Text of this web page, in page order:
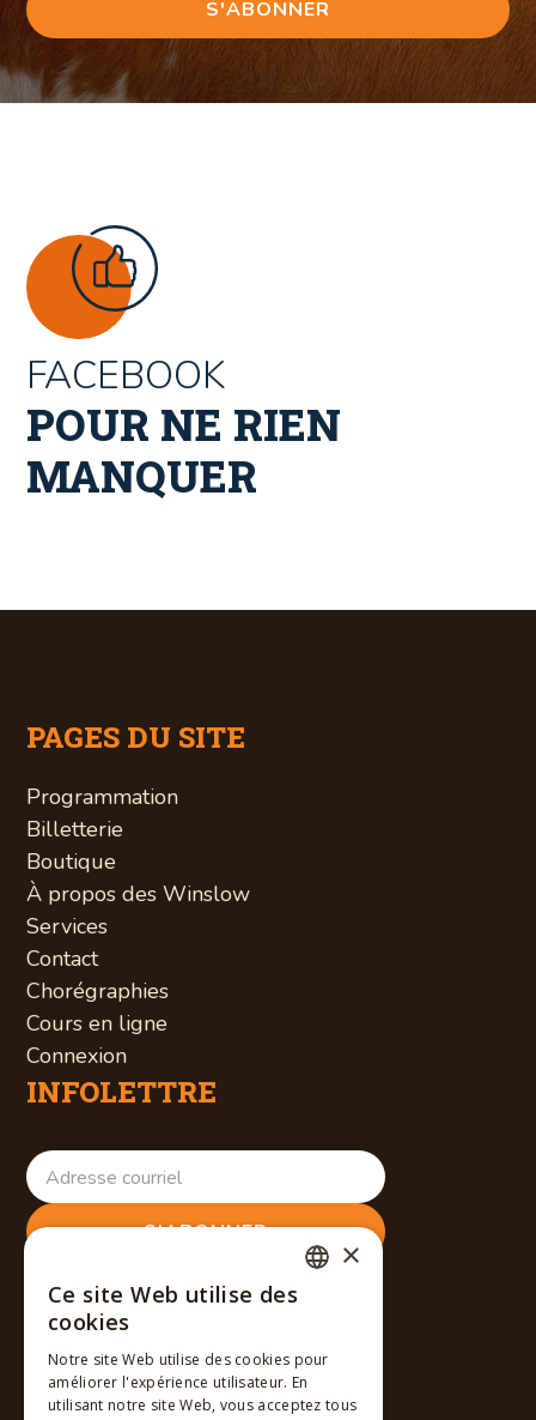
FACEBOOK
POUR NE RIEN
MANQUER
PAGES DU SITE
Programmation
Billetterie
Boutique
À propos des Winslow
Services
Contact
Chorégraphies
Cours en ligne
Connexion
INFOLETTRE
RÉSEAUX SOCIAUX
×
Ce site Web utilise des
cookies
Notre site Web utilise des cookies pour
améliorer l'expérience utilisateur. En
utilisant notre site Web, vous acceptez tous